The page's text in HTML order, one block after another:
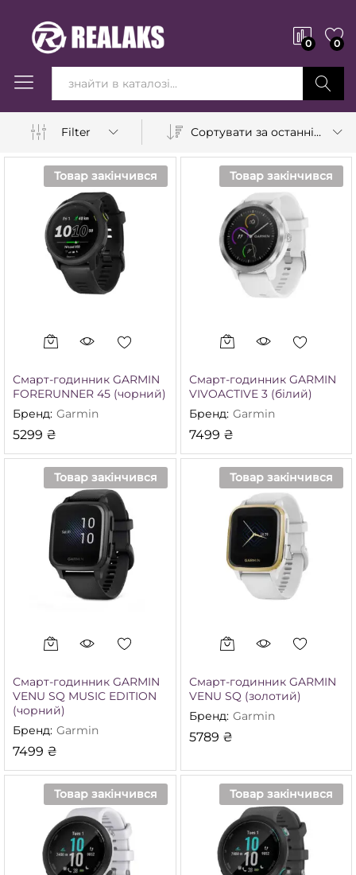
0 0
Вперед!
Filter
Сортувати за останніми
Товар закінчився
Смарт-годинник GARMIN
FORERUNNER 45 (чорний)
Бренд: Garmin
5299 ₴
Товар закінчився
Смарт-годинник GARMIN
VIVOACTIVE 3 (білий)
Бренд: Garmin
7499 ₴
Товар закінчився
Смарт-годинник GARMIN
VENU SQ MUSIC EDITION
(чорний)
Бренд: Garmin
7499 ₴
Товар закінчився
Смарт-годинник GARMIN
VENU SQ (золотий)
Бренд: Garmin
5789 ₴
Товар закінчився Товар закінчився